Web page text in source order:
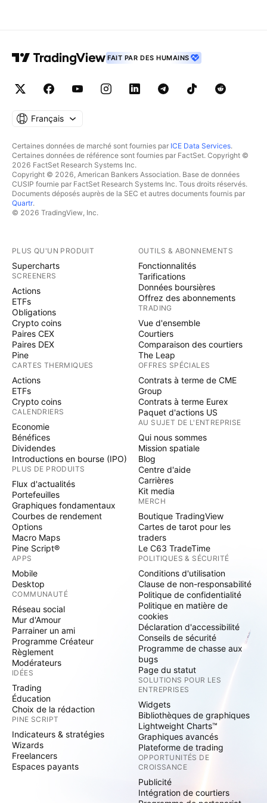
FAIT PAR DES HUMAINS
Français
Certaines données de marché sont fournies par ICE Data Services.
Certaines données de référence sont fournies par FactSet. Copyright ©
2026 FactSet Research Systems Inc.
Copyright © 2026, American Bankers Association. Base de données
CUSIP fournie par FactSet Research Systems Inc. Tous droits réservés.
Documents déposés auprès de la SEC et autres documents fournis par
Quartr.
© 2026 TradingView, Inc.
PLUS QU'UN PRODUIT
Supercharts
SCREENERS
Actions
ETFs
Obligations
Crypto coins
Paires CEX
Paires DEX
Pine
CARTES THERMIQUES
Actions
ETFs
Crypto coins
CALENDRIERS
Economie
Bénéfices
Dividendes
Introductions en bourse (IPO)
PLUS DE PRODUITS
Flux d'actualités
Portefeuilles
Graphiques fondamentaux
Courbes de rendement
Options
Macro Maps
Pine Script®
APPS
Mobile
Desktop
COMMUNAUTÉ
Réseau social
Mur d'Amour
Parrainer un ami
Programme Créateur
Règlement
Modérateurs
IDÉES
Trading
Éducation
Choix de la rédaction
PINE SCRIPT
Indicateurs & stratégies
Wizards
Freelancers
Espaces payants
OUTILS & ABONNEMENTS
Fonctionnalités
Tarifications
Données boursières
Offrez des abonnements
TRADING
Vue d'ensemble
Courtiers
Comparaison des courtiers
The Leap
OFFRES SPÉCIALES
Contrats à terme de CME
Group
Contrats à terme Eurex
Paquet d'actions US
AU SUJET DE L'ENTREPRISE
Qui nous sommes
Mission spatiale
Blog
Centre d'aide
Carrières
Kit media
MERCH
Boutique TradingView
Cartes de tarot pour les
traders
Le C63 TradeTime
POLITIQUES & SÉCURITÉ
Conditions d'utilisation
Clause de non-responsabilité
Politique de confidentialité
Politique en matière de
cookies
Déclaration d'accessibilité
Conseils de sécurité
Programme de chasse aux
bugs
Page du statut
SOLUTIONS POUR LES
ENTREPRISES
Widgets
Bibliothèques de graphiques
Lightweight Charts™
Graphiques avancés
Plateforme de trading
OPPORTUNITÉS DE
CROISSANCE
Publicité
Intégration de courtiers